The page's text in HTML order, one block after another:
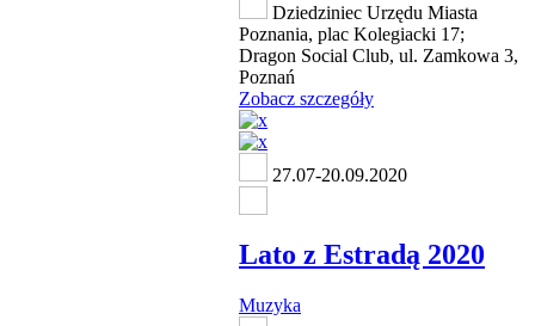
Dziedziniec Urzędu Miasta
Poznania, plac Kolegiacki 17;
Dragon Social Club, ul. Zamkowa 3,
Poznań
Zobacz szczegóły
27.07-20.09.2020
Lato z Estradą 2020
Muzyka